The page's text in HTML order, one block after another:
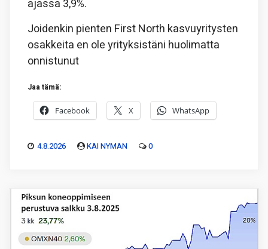
ajassa 3,9%.
Joidenkin pienten First North kasvuyritysten
osakkeita en ole yrityksistäni huolimatta
onnistunut
Jaa tämä:
Facebook X WhatsApp
4.8.2026 KAI NYMAN 0